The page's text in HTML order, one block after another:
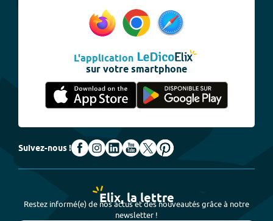
L'application
sur votre smartphone
Suivez-nous !
Elix, la lettre
Restez informé(e) de nos actus et des nouveautés grâce à notre
newsletter !